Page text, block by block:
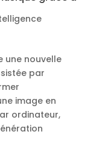
une nouvelle
par
image en
ordinateur,